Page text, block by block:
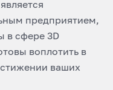
предприятием,
в сфере 3D
воплотить в
ваших